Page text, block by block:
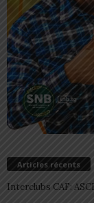
Articles récents
Interclubs CAF: